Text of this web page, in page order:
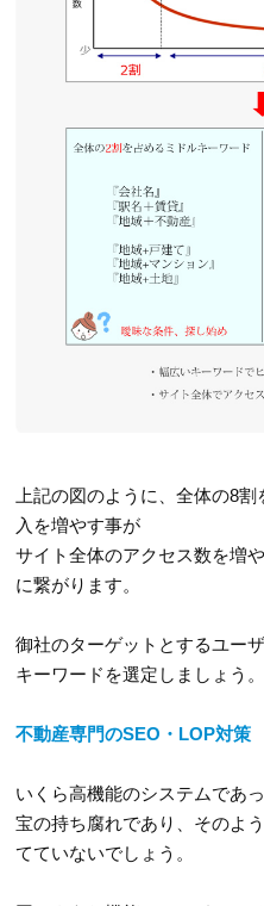
上記の図のように、全体の8
入を増やす事が
サイト全体のアクセス数を増
に繋がります。
御社のターゲットとするユー
キーワードを選定しましょう。
不動産専門のSEO・LOP対策
いくら高機能のシステムであ
宝の持ち腐れであり、そのよ
てていないでしょう。